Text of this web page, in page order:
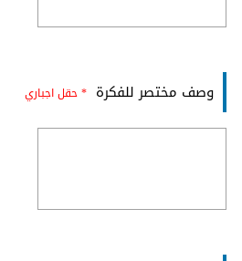
وصف مختصر للفكرة * حقل اجباري